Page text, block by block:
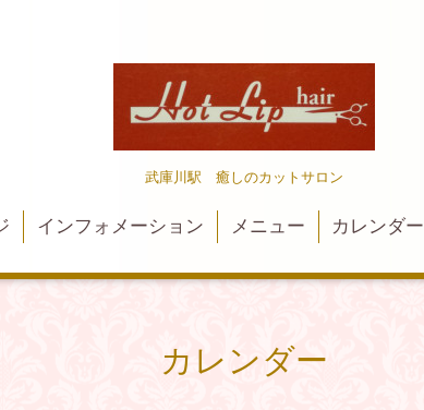
武庫川駅 癒しのカットサロン
インフォメーション メニュー カレンダー
カレンダー